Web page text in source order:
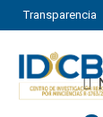
Transparencia